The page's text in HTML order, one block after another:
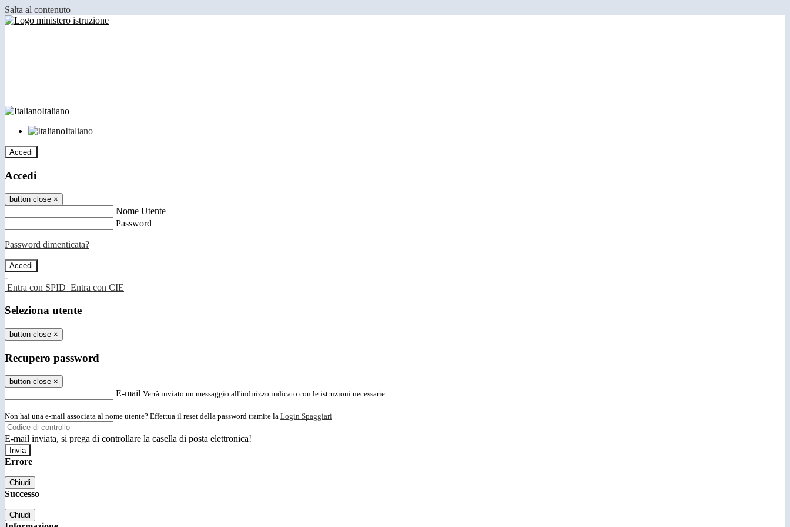
Salta al contenuto
Italiano
Italiano
Accedi
Accedi
button close ×
Nome Utente
Password
Password dimenticata?
-
Entra con SPID Entra con CIE
Seleziona utente
button close ×
Recupero password
button close ×
E-mail Verrà inviato un messaggio all'indirizzo indicato con le istruzioni necessarie.
Non hai una e-mail associata al nome utente? Effettua il reset della password tramite la Login Spaggiari
E-mail inviata, si prega di controllare la casella di posta elettronica!
Errore
Chiudi
Successo
Chiudi